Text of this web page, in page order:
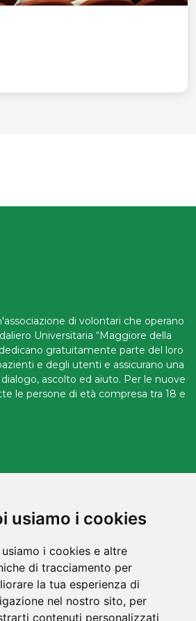
usiamo i cookies
i cookies e altre
di tracciamento per
la tua esperienza di
nel nostro sito, per
contenuti personalizzati
di volontari che operano
Universitaria “Maggiore della
dedicano gratuitamente parte del loro
e degli utenti e assicurano una
ascolto ed aiuto. Per le nuove
le persone di età compresa tra 18 e